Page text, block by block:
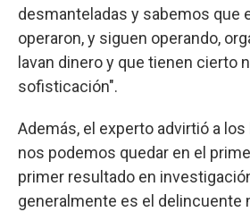
desmanteladas y sabemos que
operaron, y siguen operando,
lavan dinero y que tienen cierto
sofisticación".
Además, el experto advirtió a
nos podemos quedar en el
primer resultado en
generalmente es el delincuente